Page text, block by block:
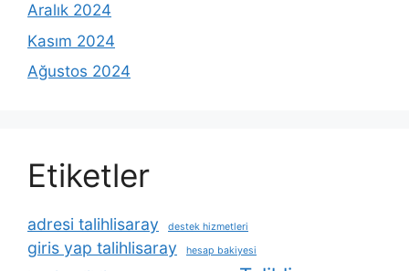
Aralık 2024
Kasım 2024
Ağustos 2024
Etiketler
adresi talihlisaray destek hizmetleri
giris yap talihlisaray hesap bakiyesi